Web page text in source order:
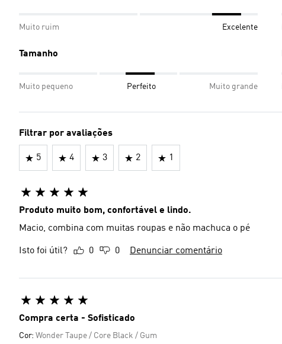
Muito ruim Excelente
Tamanho
Muito pequeno Perfeito Muito grande
Filtrar por avaliações
5 4 3 2 1
Produto muito bom, confortável e lindo.
Macio, combina com muitas roupas e não machuca o pé
Isto foi útil? 0 0 Denunciar comentário
Compra certa - Sofisticado
Cor: Wonder Taupe / Core Black / Gum